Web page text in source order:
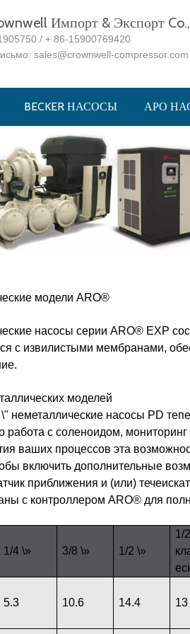
Импорт & Экспорт
/ + 86-15900769420
sales@crownwell-compressor.com
BECKER НАСОСЫ АРО
модели ARO®
насосы серии ARO® EXP
с извилистыми мембранами,
моделей
неметаллические насосы PD
работа с соленоидом,
ваших процессов эта
включить дополнительные
приближения и (или)
с контроллером ARO® для
1/4 \» 3/8 \» 1/2 \»
1/
5.3 10.6 14.4 13